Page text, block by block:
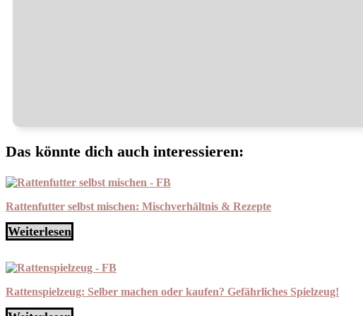
Das könnte dich auch interessieren:
Rattenfutter selbst mischen: Mischverhältnis & Rezepte
Weiterlesen
Rattenspielzeug: Selber machen oder kaufen? Gefährliches Spielzeug!